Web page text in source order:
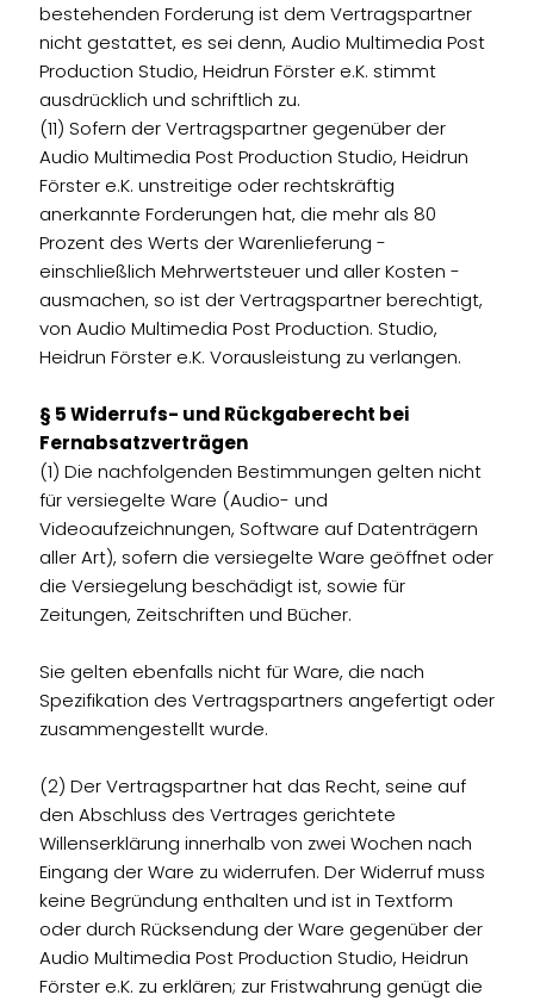
bestehenden Forderung ist dem Vertragspartner
nicht gestattet, es sei denn, Audio Multimedia Post
Production Studio, Heidrun Förster e.K. stimmt
ausdrücklich und schriftlich zu.
(11) Sofern der Vertragspartner gegenüber der
Audio Multimedia Post Production Studio, Heidrun
Förster e.K. unstreitige oder rechtskräftig
anerkannte Forderungen hat, die mehr als 80
Prozent des Werts der Warenlieferung -
einschließlich Mehrwertsteuer und aller Kosten -
ausmachen, so ist der Vertragspartner berechtigt,
von Audio Multimedia Post Production. Studio,
Heidrun Förster e.K. Vorausleistung zu verlangen.
§ 5 Widerrufs- und Rückgaberecht bei
Fernabsatzverträgen
(1) Die nachfolgenden Bestimmungen gelten nicht
für versiegelte Ware (Audio- und
Videoaufzeichnungen, Software auf Datenträgern
aller Art), sofern die versiegelte Ware geöffnet oder
die Versiegelung beschädigt ist, sowie für
Zeitungen, Zeitschriften und Bücher.
Sie gelten ebenfalls nicht für Ware, die nach
Spezifikation des Vertragspartners angefertigt oder
zusammengestellt wurde.
(2) Der Vertragspartner hat das Recht, seine auf
den Abschluss des Vertrages gerichtete
Willenserklärung innerhalb von zwei Wochen nach
Eingang der Ware zu widerrufen. Der Widerruf muss
keine Begründung enthalten und ist in Textform
oder durch Rücksendung der Ware gegenüber der
Audio Multimedia Post Production Studio, Heidrun
Förster e.K. zu erklären; zur Fristwahrung genügt die